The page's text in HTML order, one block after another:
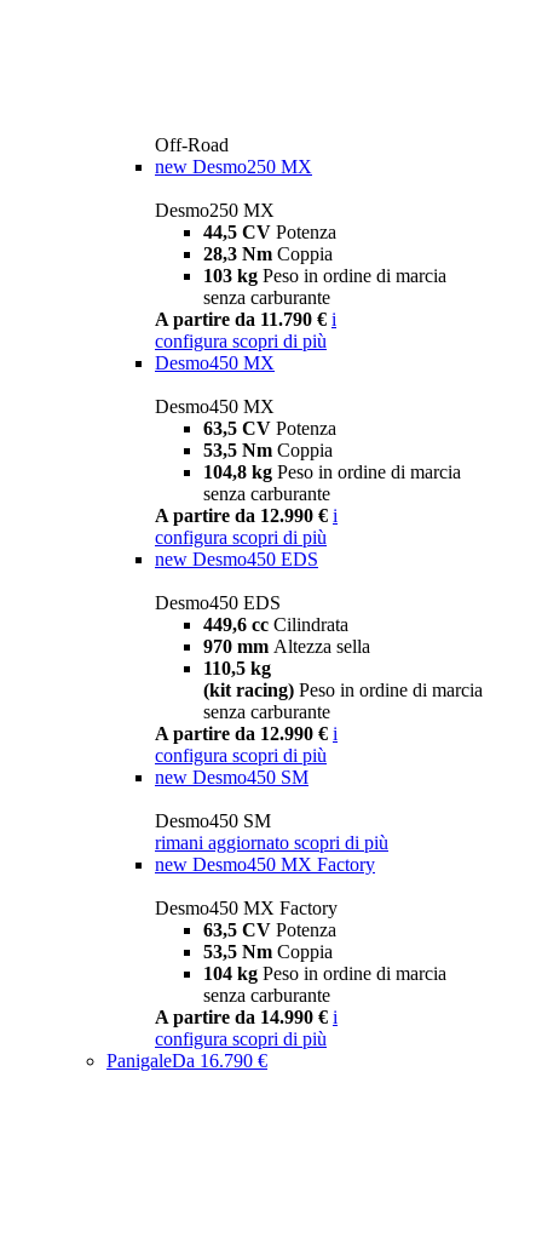
Off-Road
new Desmo250 MX
Desmo250 MX
44,5 CV Potenza
28,3 Nm Coppia
103 kg Peso in ordine di marcia
senza carburante
A partire da 11.790 € i
configura scopri di più
Desmo450 MX
Desmo450 MX
63,5 CV Potenza
53,5 Nm Coppia
104,8 kg Peso in ordine di marcia
senza carburante
A partire da 12.990 € i
configura scopri di più
new Desmo450 EDS
Desmo450 EDS
449,6 cc Cilindrata
970 mm Altezza sella
110,5 kg
(kit racing) Peso in ordine di marcia
senza carburante
A partire da 12.990 € i
configura scopri di più
new Desmo450 SM
Desmo450 SM
rimani aggiornato scopri di più
new Desmo450 MX Factory
Desmo450 MX Factory
63,5 CV Potenza
53,5 Nm Coppia
104 kg Peso in ordine di marcia
senza carburante
A partire da 14.990 € i
configura scopri di più
PanigaleDa 16.790 €